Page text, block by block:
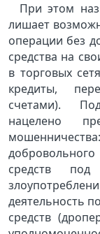
При этом
лишает
операции без
средства на
в торговых
кредиты,
счетами).
нацелено
средств
деятельность
средств